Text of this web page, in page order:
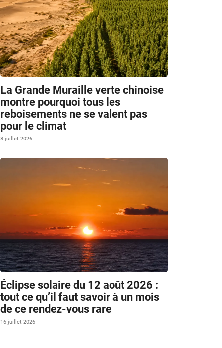
La Grande Muraille verte chinoise
montre pourquoi tous les
reboisements ne se valent pas
pour le climat
8 juillet 2026
Éclipse solaire du 12 août 2026 :
tout ce qu’il faut savoir à un mois
de ce rendez-vous rare
16 juillet 2026